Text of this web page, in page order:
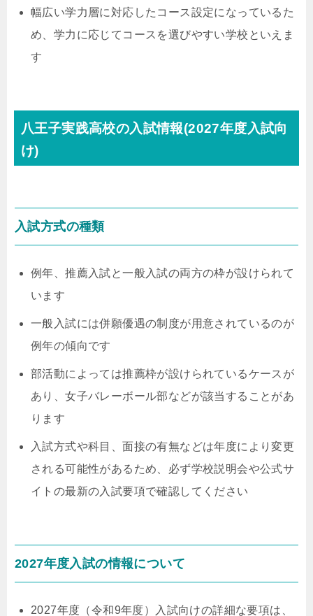
幅広い学力層に対応したコース設定になっているた
め、学力に応じてコースを選びやすい学校といえま
す
八王子実践高校の入試情報(2027年度入試向
け)
入試方式の種類
例年、推薦入試と一般入試の両方の枠が設けられて
います
一般入試には併願優遇の制度が用意されているのが
例年の傾向です
部活動によっては推薦枠が設けられているケースが
あり、女子バレーボール部などが該当することがあ
ります
入試方式や科目、面接の有無などは年度により変更
される可能性があるため、必ず学校説明会や公式サ
イトの最新の入試要項で確認してください
2027年度入試の情報について
2027年度（令和9年度）入試向けの詳細な要項は、